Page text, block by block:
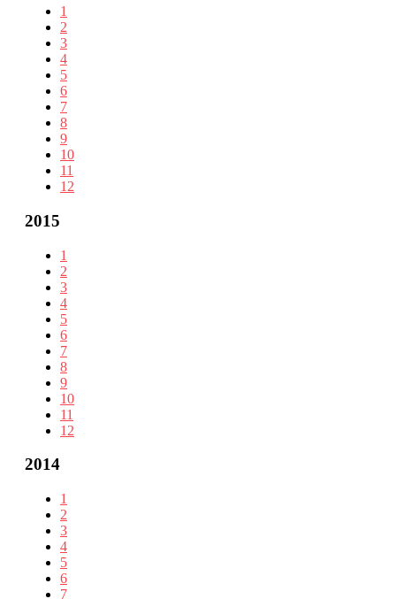
1
2
3
4
5
6
7
8
9
10
11
12
2015
1
2
3
4
5
6
7
8
9
10
11
12
2014
1
2
3
4
5
6
7